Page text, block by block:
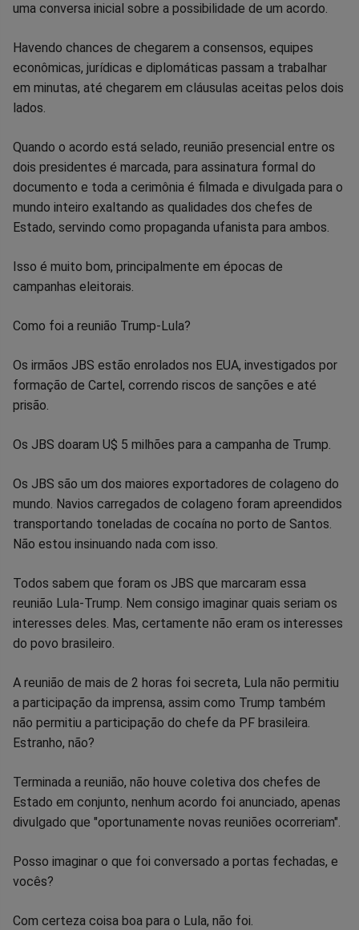
uma conversa inicial sobre a possibilidade de um acordo.
Havendo chances de chegarem a consensos, equipes
econômicas, jurídicas e diplomáticas passam a trabalhar
em minutas, até chegarem em cláusulas aceitas pelos dois
lados.
Quando o acordo está selado, reunião presencial entre os
dois presidentes é marcada, para assinatura formal do
documento e toda a cerimônia é filmada e divulgada para o
mundo inteiro exaltando as qualidades dos chefes de
Estado, servindo como propaganda ufanista para ambos.
Isso é muito bom, principalmente em épocas de
campanhas eleitorais.
Como foi a reunião Trump-Lula?
Os irmãos JBS estão enrolados nos EUA, investigados por
formação de Cartel, correndo riscos de sanções e até
prisão.
Os JBS doaram U$ 5 milhões para a campanha de Trump.
Os JBS são um dos maiores exportadores de colageno do
mundo. Navios carregados de colageno foram apreendidos
transportando toneladas de cocaína no porto de Santos.
Não estou insinuando nada com isso.
Todos sabem que foram os JBS que marcaram essa
reunião Lula-Trump. Nem consigo imaginar quais seriam os
interesses deles. Mas, certamente não eram os interesses
do povo brasileiro.
A reunião de mais de 2 horas foi secreta, Lula não permitiu
a participação da imprensa, assim como Trump também
não permitiu a participação do chefe da PF brasileira.
Estranho, não?
Terminada a reunião, não houve coletiva dos chefes de
Estado em conjunto, nenhum acordo foi anunciado, apenas
divulgado que "oportunamente novas reuniões ocorreriam".
Posso imaginar o que foi conversado a portas fechadas, e
vocês?
Com certeza coisa boa para o Lula, não foi.